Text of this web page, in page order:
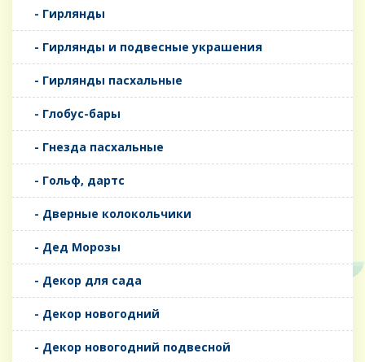
- Гирлянды
- Гирлянды и подвесные украшения
- Гирлянды пасхальные
- Глобус-бары
- Гнезда пасхальные
- Гольф, дартс
- Дверные колокольчики
- Дед Морозы
- Декор для сада
- Декор новогодний
- Декор новогодний подвесной